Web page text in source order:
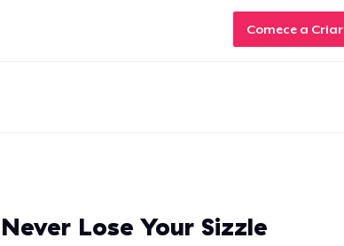
Comece a Criar
Never Lose Your Sizzle